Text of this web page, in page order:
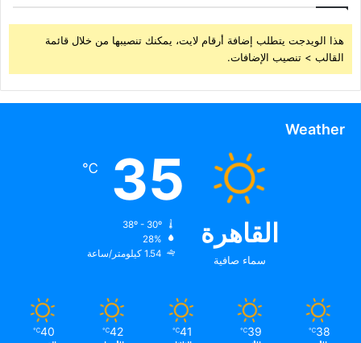
هذا الويدجت يتطلب إضافة أرقام لايت، يمكنك تنصيبها من خلال قائمة
القالب > تنصيب الإضافات.
Weather
القاهرة
سماء صافية
35
℃
28%
1.54 كيلومتر/ساعة
38
℃
39
℃
41
℃
42
℃
40
℃